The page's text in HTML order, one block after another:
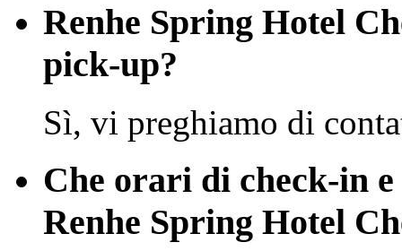
Renhe Spring Hotel
pick-up?
Sì, vi preghiamo di
Che orari di check-in
Renhe Spring Hotel